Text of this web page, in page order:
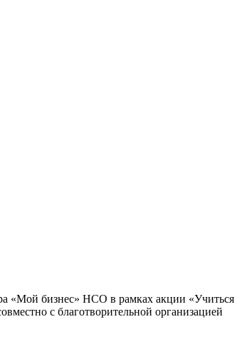
«Мой бизнес» НСО в рамках акции «Учиться
с благотворительной организацией